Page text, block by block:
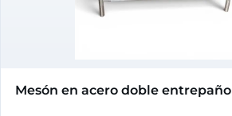
Mesón en acero doble entrepaño